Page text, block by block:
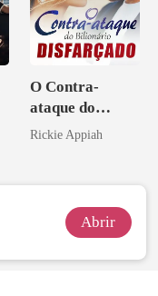
O Contra-
ataque do
Bilionário
Rickie Appiah
Abrir